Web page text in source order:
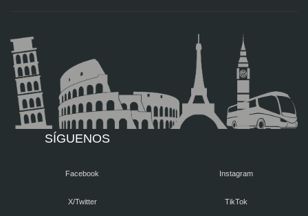
SÍGUENOS
Facebook
X/Twitter
Instagram
TikTok